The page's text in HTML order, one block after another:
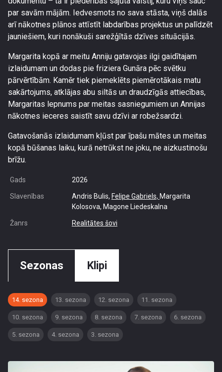
par savām mājām. Iedvesmots no sava stāsta, viņš dalās
arī nākotnes plānos attīstīt labdarības projektus un palīdzēt
jauniešiem, kuri nonākuši sarežģītās dzīves situācijās.
Margarita kopā ar meitu Anniju gatavojas ilgi gaidītajam
izlaidumam un dodas pie friziera Gunāra pēc svētku
pārvērtībām. Kamēr tiek piemeklēts piemērotākais matu
sakārtojums, atklājas abu siltās un draudzīgās attiecības,
Margaritas lepnums par meitas sasniegumiem un Annijas
nākotnes ieceres saistīt savu dzīvi ar robežsardzi.
Gatavošanās izlaidumam kļūst par īpašu mātes un meitas
kopā būšanas laiku, kurā netrūkst ne joku, ne aizkustinošu
brīžu.
Gads 2026
Slavenības Andris Bulis, Felipe Gabriels, Margarita
Kolosova, Magone Liedeskalna
Žanrs Realitātes šovi
Sezonas Klipi
14. sezona 13. sezona 12. sezona 11. sezona
10. sezona 9. sezona 8. sezona 7. sezona 6. sezona
5. sezona 4. sezona 3. sezona